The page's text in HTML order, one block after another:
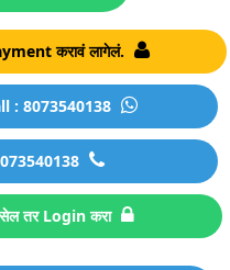
करावं लागेलं.
: 8073540138
तर Login करा